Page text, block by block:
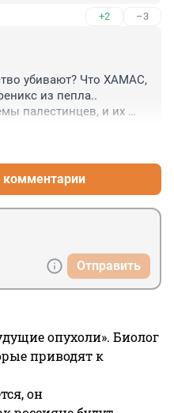
с палестинцами, на
организацией.
же палестинцы, как и
в котором перемешалось
+2 –3
убивают? Что ХАМАС,
из пепла..
палестинцев, и их
комментарии
Отправить
опухоли». Биолог
приводят к
он